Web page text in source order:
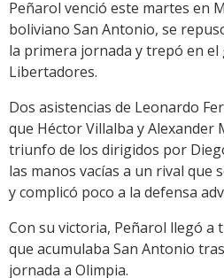
Peñarol venció este martes en
boliviano San Antonio, se
la primera jornada y trepó en el
Libertadores.
Dos asistencias de Leonardo
que Héctor Villalba y Alexander
triunfo de los dirigidos por
las manos vacías a un rival que
y complicó poco a la defensa
Con su victoria, Peñarol llegó a
que acumulaba San Antonio
jornada a Olimpia.